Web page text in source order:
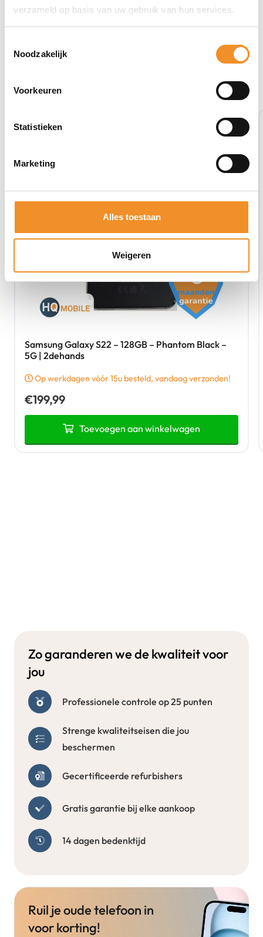
verzameld op basis van uw gebruik van hun services.
Noodzakelijk
Voorkeuren
Statistieken
Marketing
Alles toestaan
Weigeren
Samsung Galaxy S22 – 128GB – Phantom Black –
5G | 2dehands
Op werkdagen vóór 15u besteld, vandaag verzonden!
€199,99
Toevoegen aan winkelwagen
Zo garanderen we de kwaliteit voor
jou
Professionele controle op 25 punten
Strenge kwaliteitseisen die jou
beschermen
Gecertificeerde refurbishers
Gratis garantie bij elke aankoop
14 dagen bedenktijd
Ruil je oude telefoon in
voor korting!